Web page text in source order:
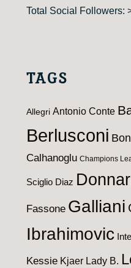
Total Social Followers:
TAGS
Allegri Antonio Conte
Berlusconi
Calhanoglu Champions
Sciglio Diaz
Fassone Galliani
Ibrahimovic
Kessie Kjaer Lady B.